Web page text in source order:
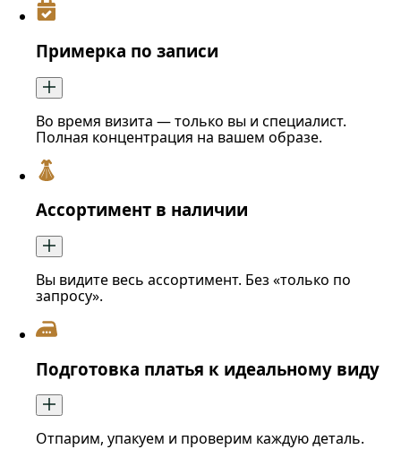
Примерка по записи
Во время визита — только вы и специалист.
Полная концентрация на вашем образе.
Ассортимент в наличии
Вы видите весь ассортимент. Без «только по
запросу».
Подготовка платья к идеальному виду
Отпарим, упакуем и проверим каждую деталь.